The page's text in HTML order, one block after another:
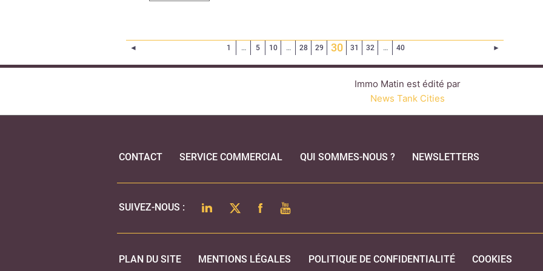
◄ 1 … 5 10 … 28 29 30(Page courante)
31 32 … 40 ►
Immo Matin est édité par
News Tank Cities
CONTACT SERVICE COMMERCIAL QUI SOMMES-NOUS ? NEWSLETTERS
SUIVEZ-NOUS : LINKEDINTWITTERFACEBOOK
YOUTUBE
PLAN DU SITE MENTIONS LÉGALES POLITIQUE DE CONFIDENTIALITÉ COOKIES